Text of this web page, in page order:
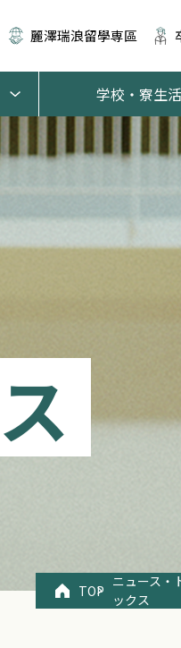
麗澤瑞浪留學専區
学校・寮生活
TOP
ニュース・
ックス